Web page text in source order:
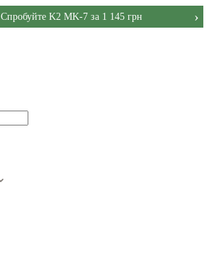
Спробуйте K2 MK-7 за 1 145 грн ›